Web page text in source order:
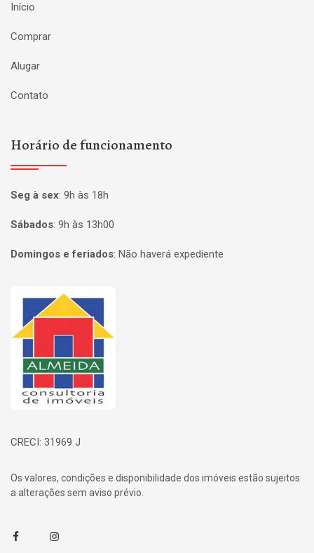
Início
Comprar
Alugar
Contato
Horário de funcionamento
Seg à sex: 9h às 18h
Sábados: 9h às 13h00
Domingos e feriados: Não haverá expediente
Página inicial
CRECI: 31969 J
Os valores, condições e disponibilidade dos imóveis estão sujeitos
a alterações sem aviso prévio.
FacebookInstagram